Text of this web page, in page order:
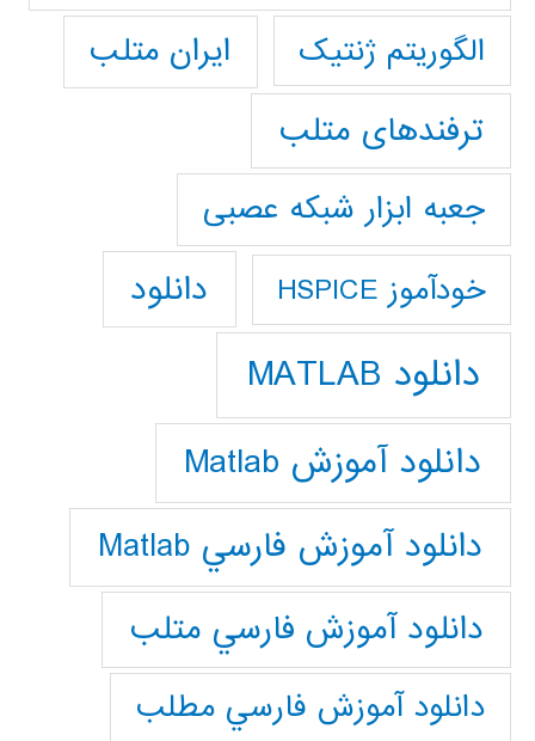
الگوریتم ژنتیک
ایران متلب
ترفندهای متلب
جعبه ابزار شبکه عصبی
خودآموز HSPICE دانلود
دانلود MATLAB
دانلود آموزش Matlab
دانلود آموزش فارسي Matlab
دانلود آموزش فارسي متلب
دانلود آموزش فارسي مطلب